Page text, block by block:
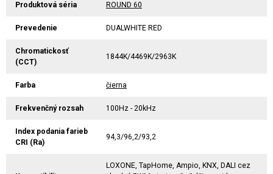
Produktová séria ROUND 60
Prevedenie DUALWHITE RED
Chromatickosť
(CCT)
1844K/4469K/2963K
Farba čierna
Frekvenčný rozsah 100Hz - 20kHz
Index podania farieb
CRI (Ra)
94,3/96,2/93,2
LOXONE, TapHome, Ampio, KNX, DALI cez